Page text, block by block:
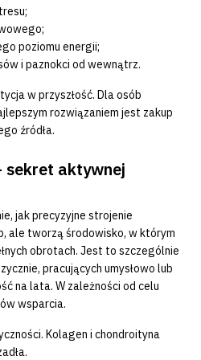
poziomu energii;
i paznokci od wewnątrz.
w przyszłość. Dla osób
rozwiązaniem jest zakup
źródła.
sekret aktywnej
jak precyzyjne strojenie
ale tworzą środowisko, w którym
obrotach. Jest to szczególnie
pracujących umysłowo lub
na lata. W zależności od celu
wsparcia.
Kolagen i chondroityna